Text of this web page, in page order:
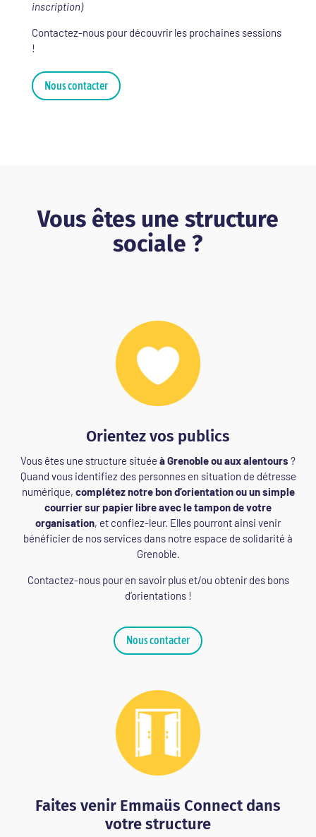
inscription)
Contactez-nous pour découvrir les prochaines sessions
!
Nous contacter
Vous êtes une structure
sociale ?
Orientez vos publics
Vous êtes une structure située à Grenoble ou aux alentours ?
Quand vous identifiez des personnes en situation de détresse
numérique, complétez notre bon d’orientation ou un simple
courrier sur papier libre avec le tampon de votre
organisation, et confiez-leur. Elles pourront ainsi venir
bénéficier de nos services dans notre espace de solidarité à
Grenoble.
Contactez-nous pour en savoir plus et/ou obtenir des bons
d’orientations !
Nous contacter
Faites venir Emmaüs Connect dans
votre structure